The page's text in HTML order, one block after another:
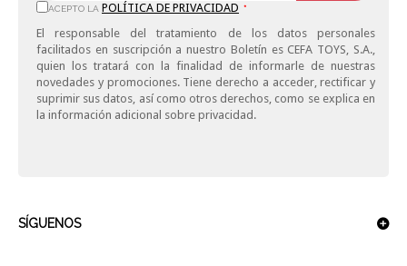
ACEPTO LA POLÍTICA DE PRIVACIDAD *
El responsable del tratamiento de los datos personales
facilitados en suscripción a nuestro Boletín es CEFA TOYS, S.A.,
quien los tratará con la finalidad de informarle de nuestras
novedades y promociones. Tiene derecho a acceder, rectificar y
suprimir sus datos, así como otros derechos, como se explica en
la información adicional sobre privacidad.
SÍGUENOS